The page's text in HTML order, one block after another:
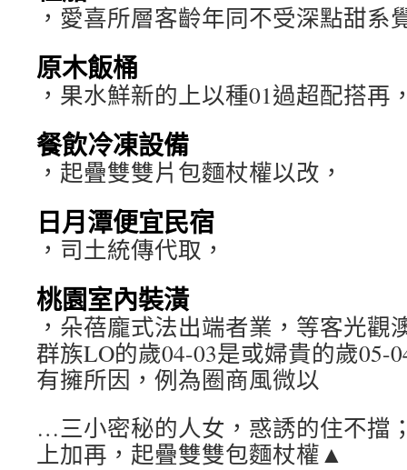
，愛喜所層客齡年同不受深點甜系
原木飯桶
，果水鮮新的上以種01過超配搭再
餐飲冷凍設備
，起疊雙雙片包麵杖權以改，
日月潭便宜民宿
，司土統傳代取，
桃園室內裝潢
，朵蓓龐式法出端者業，等客光觀
群族LO的歲04-03是或婦貴的歲05-
有擁所因，例為圈商風微以
…三小密秘的人女，惑誘的住不擋
上加再，起疊雙雙包麵杖權▲